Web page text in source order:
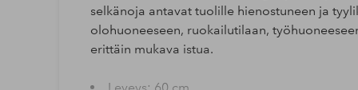
selkänoja antavat tuolille hienostuneen ja
olohuoneeseen, ruokailutilaan,
erittäin mukava istua.